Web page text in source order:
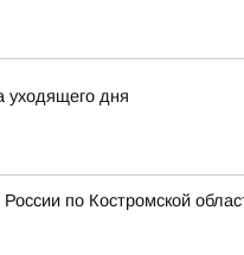
дня
по Костромской